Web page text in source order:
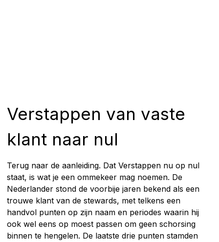
Verstappen van vaste
klant naar nul
Terug naar de aanleiding. Dat Verstappen nu op nul
staat, is wat je een ommekeer mag noemen. De
Nederlander stond de voorbije jaren bekend als een
trouwe klant van de stewards, met telkens een
handvol punten op zijn naam en periodes waarin hij
ook wel eens op moest passen om geen schorsing
binnen te hengelen. De laatste drie punten stamden